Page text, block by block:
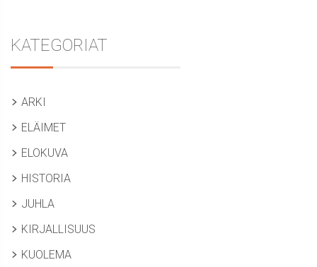
KATEGORIAT
ARKI
ELÄIMET
ELOKUVA
HISTORIA
JUHLA
KIRJALLISUUS
KUOLEMA